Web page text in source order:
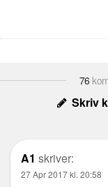
76
Skriv
A1 skriver:
27 Apr 2017 kl. 20:58